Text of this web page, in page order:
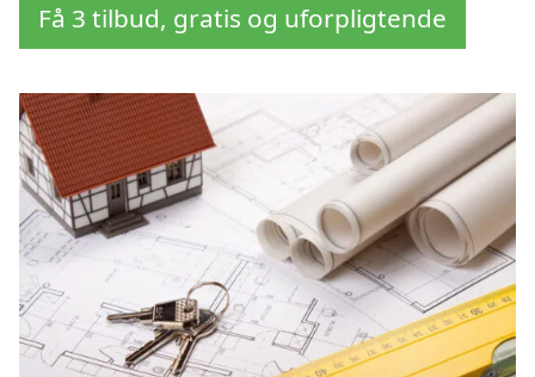
Få 3 tilbud, gratis og uforpligtende